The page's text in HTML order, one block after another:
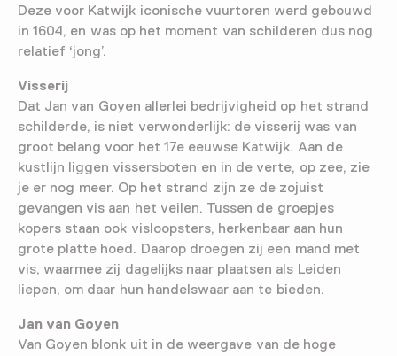
Deze voor Katwijk iconische vuurtoren werd gebouwd
in 1604, en was op het moment van schilderen dus nog
relatief ‘jong’.
Visserij
Dat Jan van Goyen allerlei bedrijvigheid op het strand
schilderde, is niet verwonderlijk: de visserij was van
groot belang voor het 17e eeuwse Katwijk. Aan de
kustlijn liggen vissersboten en in de verte, op zee, zie
je er nog meer. Op het strand zijn ze de zojuist
gevangen vis aan het veilen. Tussen de groepjes
kopers staan ook visloopsters, herkenbaar aan hun
grote platte hoed. Daarop droegen zij een mand met
vis, waarmee zij dagelijks naar plaatsen als Leiden
liepen, om daar hun handelswaar aan te bieden.
Jan van Goyen
Van Goyen blonk uit in de weergave van de hoge